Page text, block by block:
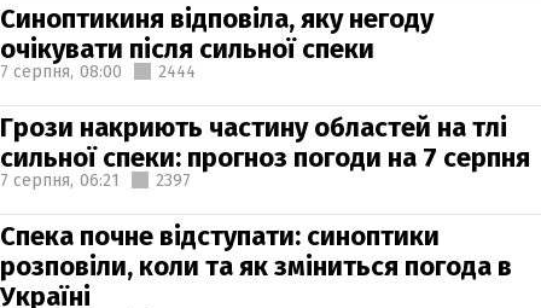
Синоптикиня відповіла, яку негоду
очікувати після сильної спеки
7 серпня, 08:00 2444
Грози накриють частину областей на тлі
сильної спеки: прогноз погоди на 7 серпня
7 серпня, 06:21 2397
Спека почне відступати: синоптики
розповіли, коли та як зміниться погода в
Україні